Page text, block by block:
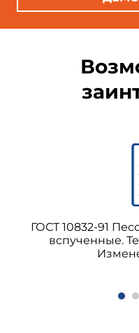
ГОСТ 10832-91
вспученные.